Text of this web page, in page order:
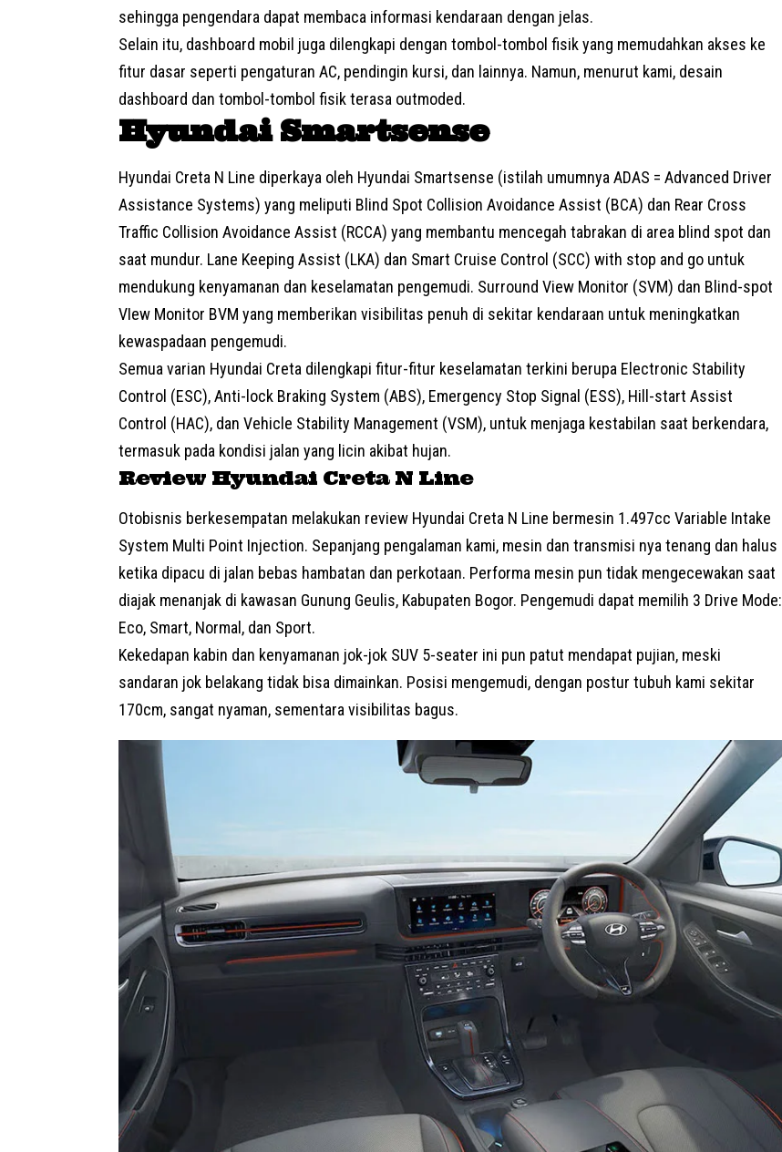
sehingga pengendara dapat membaca informasi kendaraan dengan jelas.
Selain itu, dashboard mobil juga dilengkapi dengan tombol-tombol fisik yang memudahkan akses ke
fitur dasar seperti pengaturan AC, pendingin kursi, dan lainnya. Namun, menurut kami, desain
dashboard dan tombol-tombol fisik terasa outmoded.
Hyundai Smartsense
Hyundai Creta N Line diperkaya oleh Hyundai Smartsense (istilah umumnya ADAS = Advanced Driver
Assistance Systems) yang meliputi Blind Spot Collision Avoidance Assist (BCA) dan Rear Cross
Traffic Collision Avoidance Assist (RCCA) yang membantu mencegah tabrakan di area blind spot dan
saat mundur. Lane Keeping Assist (LKA) dan Smart Cruise Control (SCC) with stop and go untuk
mendukung kenyamanan dan keselamatan pengemudi. Surround View Monitor (SVM) dan Blind-spot
VIew Monitor BVM yang memberikan visibilitas penuh di sekitar kendaraan untuk meningkatkan
kewaspadaan pengemudi.
Semua varian Hyundai Creta dilengkapi fitur-fitur keselamatan terkini berupa Electronic Stability
Control (ESC), Anti-lock Braking System (ABS), Emergency Stop Signal (ESS), Hill-start Assist
Control (HAC), dan Vehicle Stability Management (VSM), untuk menjaga kestabilan saat berkendara,
termasuk pada kondisi jalan yang licin akibat hujan.
Review Hyundai Creta N Line
Otobisnis berkesempatan melakukan review Hyundai Creta N Line bermesin 1.497cc Variable Intake
System Multi Point Injection. Sepanjang pengalaman kami, mesin dan transmisi nya tenang dan halus
ketika dipacu di jalan bebas hambatan dan perkotaan. Performa mesin pun tidak mengecewakan saat
diajak menanjak di kawasan Gunung Geulis, Kabupaten Bogor. Pengemudi dapat memilih 3 Drive Mode:
Eco, Smart, Normal, dan Sport.
Kekedapan kabin dan kenyamanan jok-jok SUV 5-seater ini pun patut mendapat pujian, meski
sandaran jok belakang tidak bisa dimainkan. Posisi mengemudi, dengan postur tubuh kami sekitar
170cm, sangat nyaman, sementara visibilitas bagus.